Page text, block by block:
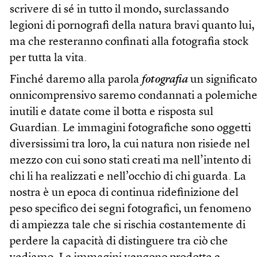
scrivere di sé in tutto il mondo, surclassando
legioni di pornografi della natura bravi quanto lui,
ma che resteranno confinati alla fotografia stock
per tutta la vita.
Finché daremo alla parola fotografia un significato
onnicomprensivo saremo condannati a polemiche
inutili e datate come il botta e risposta sul
Guardian. Le immagini fotografiche sono oggetti
diversissimi tra loro, la cui natura non risiede nel
mezzo con cui sono stati creati ma nell’intento di
chi li ha realizzati e nell’occhio di chi guarda. La
nostra è un epoca di continua ridefinizione del
peso specifico dei segni fotografici, un fenomeno
di ampiezza tale che si rischia costantemente di
perdere la capacità di distinguere tra ciò che